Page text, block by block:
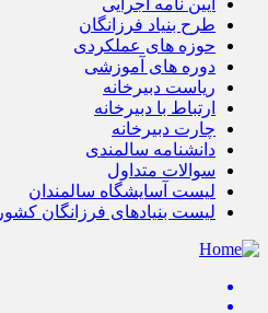
طرح بنیاد فرزانگان
حوزه های عملکردی
دوره های آموزشی
ریاست دبیرخانه
ارتباط با دبیرخانه
چارت دبیرخانه
دانشنامه سالمندی
سوالات متداول
لیست آسایشگاه سالمندان
لیست بنیادهای فرزانگان کشور